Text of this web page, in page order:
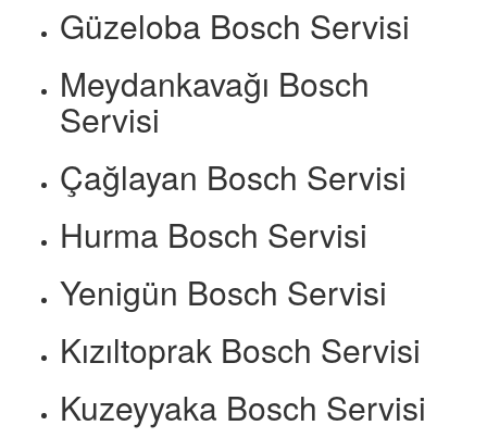
Güzeloba Bosch Servisi
Meydankavağı Bosch
Servisi
Çağlayan Bosch Servisi
Hurma Bosch Servisi
Yenigün Bosch Servisi
Kızıltoprak Bosch Servisi
Kuzeyyaka Bosch Servisi